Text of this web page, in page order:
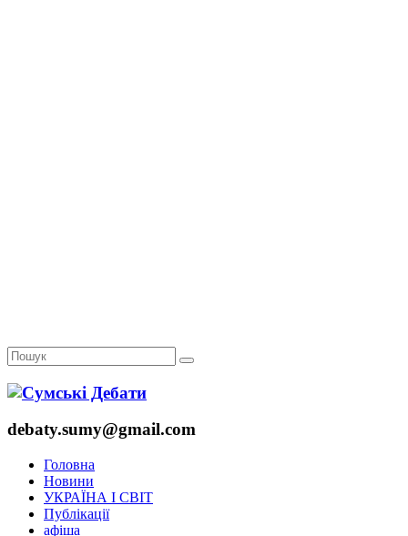
debaty.sumy@gmail.com
Головна
Новини
УКРАЇНА І СВІТ
Публікації
афіша